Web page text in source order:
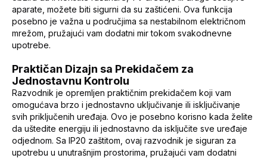
aparate, možete biti sigurni da su zaštićeni. Ova funkcija
posebno je važna u područjima sa nestabilnom električnom
mrežom, pružajući vam dodatni mir tokom svakodnevne
upotrebe.
Praktičan Dizajn sa Prekidačem za
Jednostavnu Kontrolu
Razvodnik je opremljen praktičnim prekidačem koji vam
omogućava brzo i jednostavno uključivanje ili isključivanje
svih priključenih uređaja. Ovo je posebno korisno kada želite
da uštedite energiju ili jednostavno da isključite sve uređaje
odjednom. Sa IP20 zaštitom, ovaj razvodnik je siguran za
upotrebu u unutrašnjim prostorima, pružajući vam dodatni